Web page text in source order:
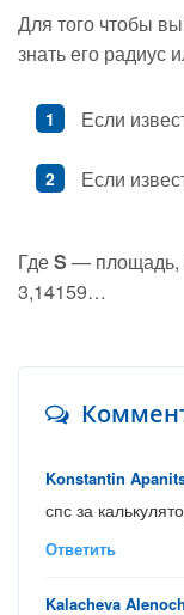
Для того чтобы
знать его радиус
Если
Если
ГдеS — площадь,
3,14159…
Konstantin
спс за
Ответить
Kalacheva